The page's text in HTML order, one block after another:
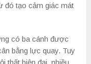
đó tạo cảm giác mát
có ba cánh được
bằng lực quay. Tuy
thất hiện đại, nhiều